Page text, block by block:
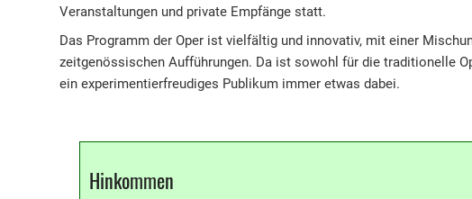
Veranstaltungen und private Empfänge statt.
Das Programm der Oper ist vielfältig und innovativ, mit einer
zeitgenössischen Aufführungen. Da ist sowohl für die traditionelle
ein experimentierfreudiges Publikum immer etwas dabei.
Hinkommen